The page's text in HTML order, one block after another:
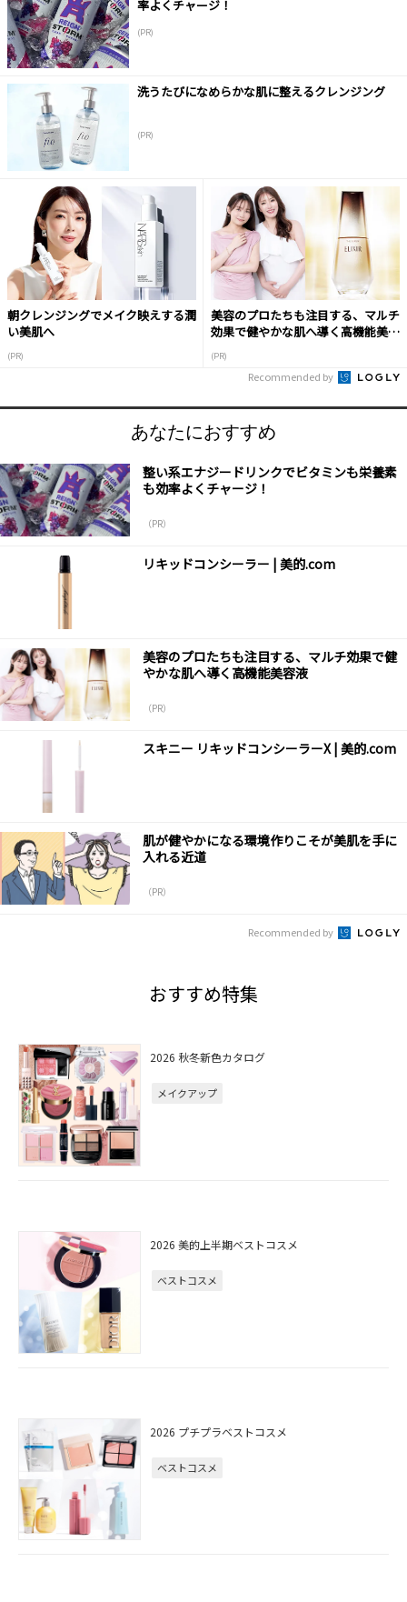
率よくチャージ！
(PR)
洗うたびになめらかな肌に整えるクレンジング
(PR)
朝クレンジングでメイク映えする潤
い美肌へ
(PR)
美容のプロたちも注目する、マルチ
効果で健やかな肌へ導く高機能美容
(PR)
Recommended by
あなたにおすすめ
整い系エナジードリンクでビタミンも栄養素
も効率よくチャージ！
（PR）
リキッドコンシーラー | 美的.com
美容のプロたちも注目する、マルチ効果で健
やかな肌へ導く高機能美容液
（PR）
スキニー リキッドコンシーラーX | 美的.com
肌が健やかになる環境作りこそが美肌を手に
入れる近道
（PR）
Recommended by
おすすめ特集
2026 秋冬新色カタログ
メイクアップ
2026 美的上半期ベストコスメ
ベストコスメ
2026 プチプラベストコスメ
ベストコスメ